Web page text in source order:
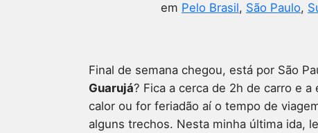
em Pelo Brasil, São Paulo,
Final de semana chegou, está por São
Guarujá? Fica a cerca de 2h de carro e
calor ou for feriadão aí o tempo de
alguns trechos. Nesta minha última ida,